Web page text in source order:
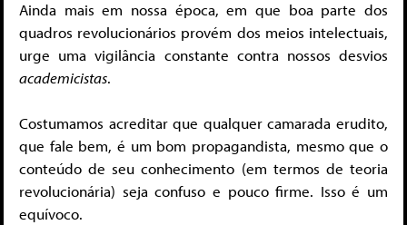
Ainda mais em nossa época, em que boa parte dos
quadros revolucionários provém dos meios intelectuais,
urge uma vigilância constante contra nossos desvios
academicistas.
Costumamos acreditar que qualquer camarada erudito,
que fale bem, é um bom propagandista, mesmo que o
conteúdo de seu conhecimento (em termos de teoria
revolucionária) seja confuso e pouco firme. Isso é um
equívoco.